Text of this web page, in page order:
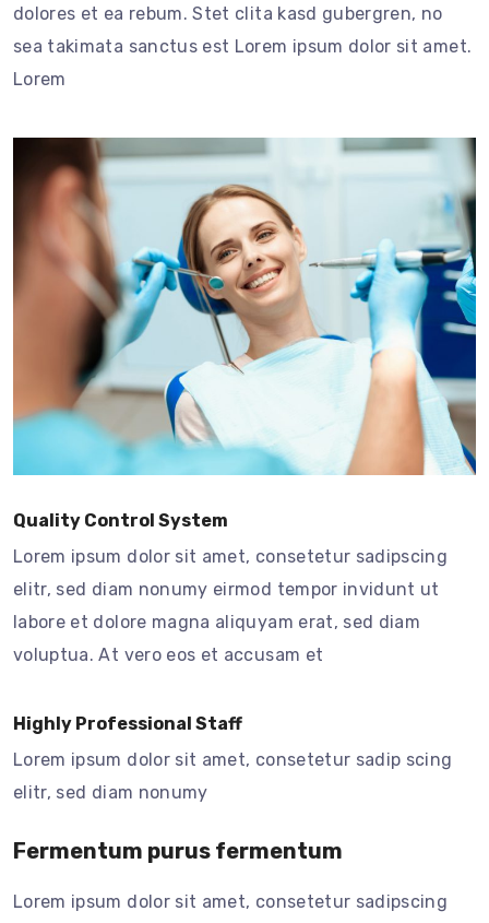
dolores et ea rebum. Stet clita kasd gubergren, no
sea takimata sanctus est Lorem ipsum dolor sit amet.
Lorem
Quality Control System
Lorem ipsum dolor sit amet, consetetur sadipscing
elitr, sed diam nonumy eirmod tempor invidunt ut
labore et dolore magna aliquyam erat, sed diam
voluptua. At vero eos et accusam et
Highly Professional Staff
Lorem ipsum dolor sit amet, consetetur sadip scing
elitr, sed diam nonumy
Fermentum purus fermentum
Lorem ipsum dolor sit amet, consetetur sadipscing